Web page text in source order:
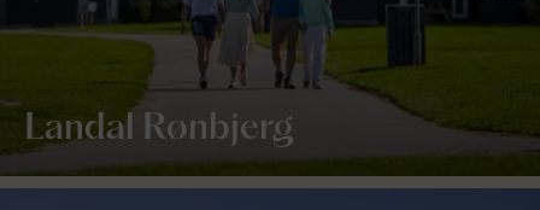
Landal Rønbjerg